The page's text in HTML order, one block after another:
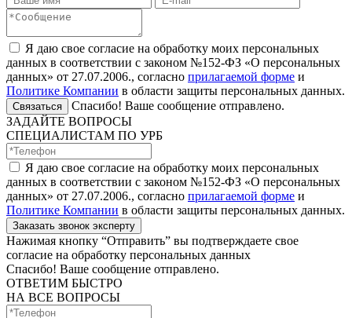
Я даю свое согласие на обработку моих персональных
данных в соответствии с законом №152-ФЗ «О персональных
данных» от 27.07.2006., согласно прилагаемой форме и
Политике Компании в области защиты персональных данных.
Связаться
Спасибо! Ваше сообщение отправлено.
ЗАДАЙТЕ ВОПРОСЫ
СПЕЦИАЛИСТАМ ПО УРБ
Я даю свое согласие на обработку моих персональных
данных в соответствии с законом №152-ФЗ «О персональных
данных» от 27.07.2006., согласно прилагаемой форме и
Политике Компании в области защиты персональных данных.
Заказать звонок эксперту
Нажимая кнопку “Отправить” вы подтверждаете свое
согласие на обработку персональных данных
Спасибо! Ваше сообщение отправлено.
ОТВЕТИМ БЫСТРО
НА ВСЕ ВОПРОСЫ